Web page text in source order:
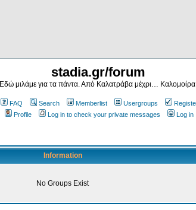
stadia.gr/forum
Εδώ μιλάμε για τα πάντα. Από Καλατράβα μέχρι…
FAQ Search Memberlist Usergroups
Profile
Log in to check your private messages Log in
Information
No Groups Exist